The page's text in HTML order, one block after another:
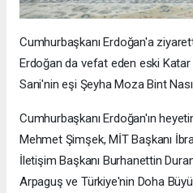
Cumhurbaşkanı Erdoğan'a
Erdoğan da vefat eden eski
Sani'nin eşi Şeyha Moza Bint
Cumhurbaşkanı Erdoğan'ın
Mehmet Şimşek, MİT Başkanı
İletişim Başkanı Burhanettin
Arpaguş ve Türkiye'nin Doha